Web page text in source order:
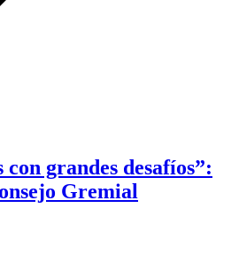
grandes desafíos”:
Gremial